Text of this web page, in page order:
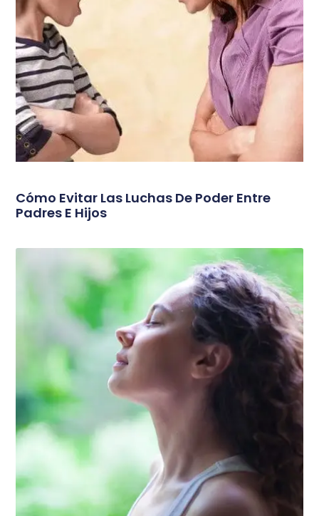
Cómo Evitar Las Luchas De Poder Entre
Padres E Hijos